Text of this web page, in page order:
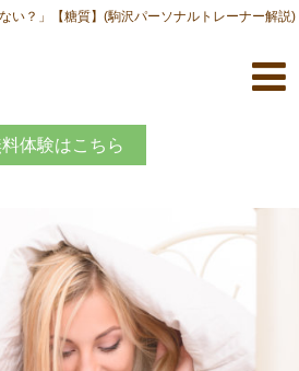
ない？」【糖質】(駒沢パーソナルトレーナー解説)
体験はこちら